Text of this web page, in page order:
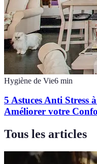
Hygiène de Vie6 min
5 Astuces Anti
Améliorer votre
Tous les articles